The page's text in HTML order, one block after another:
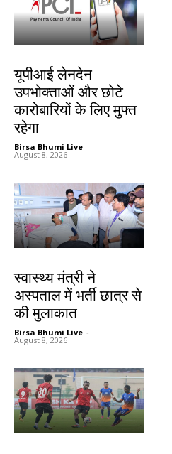
यूपीआई लेनदेन
उपभोक्ताओं और छोटे
कारोबारियों के लिए मुफ्त
रहेगा
Birsa Bhumi Live -
August 8, 2026
स्वास्थ्य मंत्री ने
अस्पताल में भर्ती छात्र से
की मुलाकात
Birsa Bhumi Live -
August 8, 2026